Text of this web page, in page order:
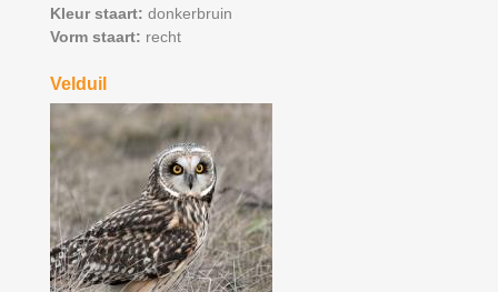
Kleur staart: donkerbruin
Vorm staart: recht
Velduil